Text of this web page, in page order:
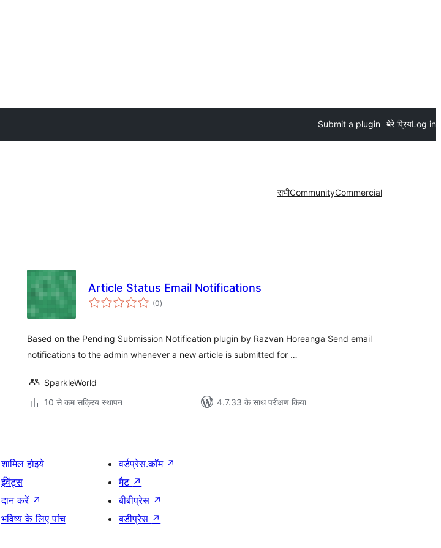
Submit a plugin मेरे प्रियLog in
सभीCommunityCommercial
Article Status Email Notifications
(0कुल
दर)
Based on the Pending Submission Notification plugin by Razvan Horeanga Send email
notifications to the admin whenever a new article is submitted for …
SparkleWorld
10 से कम सक्रिय स्थापन
4.7.33 के साथ परीक्षण किया
शामिल होइये
ईवेंट्स
दान करें ↗
भविष्य के लिए पांच
वर्डप्रेस.कॉम ↗
मैट ↗
बीबीप्रेस ↗
बडीप्रेस ↗